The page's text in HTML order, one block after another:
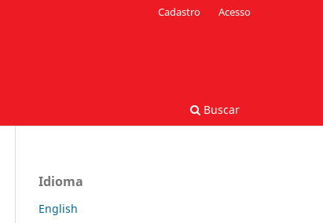
Buscar
Cadastro Acesso
Idioma
English